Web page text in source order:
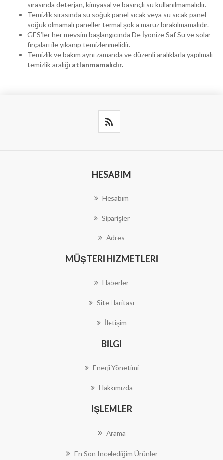
sırasında deterjan, kimyasal ve basınçlı su kullanılmamalıdır.
Temizlik sırasında su soğuk panel sıcak veya su sıcak panel
soğuk olmamalı paneller termal şok a maruz bırakılmamalıdır.
GES’ler her mevsim başlangıcında De İyonize Saf Su ve solar
fırçaları ile yıkanıp temizlenmelidir.
Temizlik ve bakım aynı zamanda ve düzenli aralıklarla yapılmalı
temizlik aralığı atlanmamalıdır.
HESABIM
Hesabım
Siparişler
Adres
MÜŞTERI HIZMETLERI
Haberler
Site Haritası
İletişim
BILGI
Enerji Yönetimi
Hakkımızda
İŞLEMLER
Arama
En Son Incelediğim Ürünler